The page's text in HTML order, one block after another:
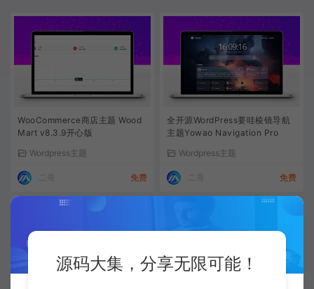
WooCommerce商店主题 Wood
Mart v8.3.9开心版
Wordpress主题
免费
全开源WordPress要哇棱镜导航
主题Yowao Navigation Pro
Wordpress主题
免费
源码大集，分享无限可能！